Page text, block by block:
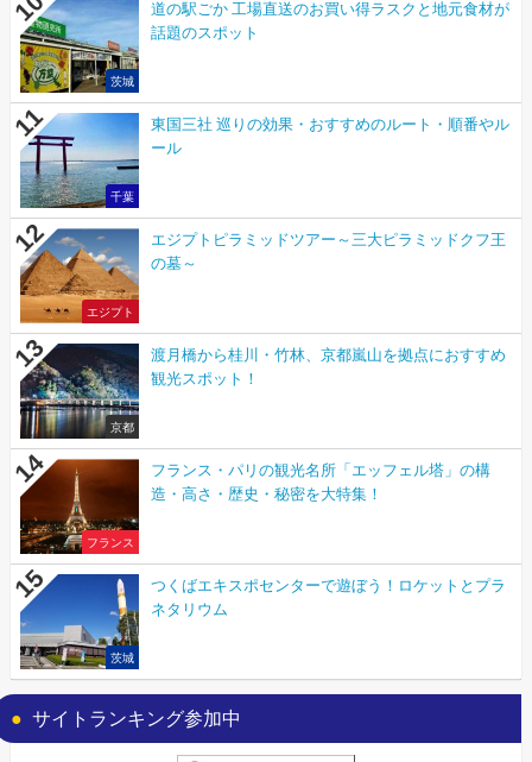
茨城
道の駅ごか 工場直送のお買い得ラスクと地元食材が
話題のスポット
千葉
東国三社 巡りの効果・おすすめのルート・順番やル
ール
エジプト
エジプトピラミッドツアー～三大ピラミッドクフ王
の墓～
京都
渡月橋から桂川・竹林、京都嵐山を拠点におすすめ
観光スポット！
フランス
フランス・パリの観光名所「エッフェル塔」の構
造・高さ・歴史・秘密を大特集！
茨城
つくばエキスポセンターで遊ぼう！ロケットとプラ
ネタリウム
サイトランキング参加中